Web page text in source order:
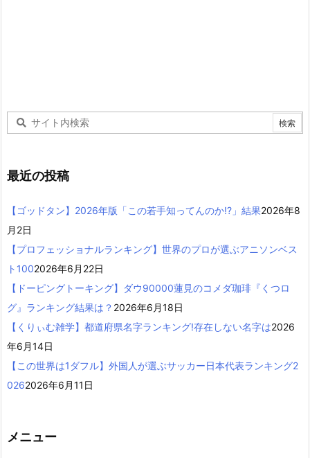
最近の投稿
【ゴッドタン】2026年版「この若手知ってんのか!?」結果2026年8
月2日
【プロフェッショナルランキング】世界のプロが選ぶアニソンベス
ト1002026年6月22日
【ドーピングトーキング】ダウ90000蓮見のコメダ珈琲『くつロ
グ』ランキング結果は？ 2026年6月18日
【くりぃむ雑学】都道府県名字ランキング!存在しない名字は2026
年6月14日
【この世界は1ダフル】外国人が選ぶサッカー日本代表ランキング2
0262026年6月11日
メニュー